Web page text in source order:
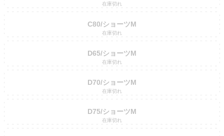
在庫切れ
C80/ショーツM
在庫切れ
D65/ショーツM
在庫切れ
D70/ショーツM
在庫切れ
D75/ショーツM
在庫切れ